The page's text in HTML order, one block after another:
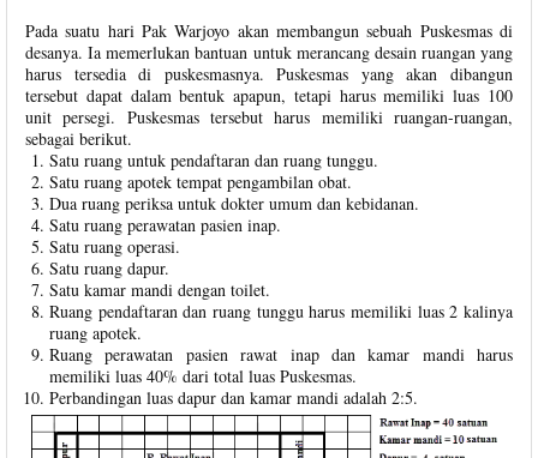
Pada suatu hari Pak Warjoyo akan membangun sebuah Puskesmas di
desanya. Ia memerlukan bantuan untuk merancang desain ruangan yang
harus tersedia di puskesmasnya. Puskesmas yang akan dibangun
tersebut dapat dalam bentuk apapun, tetapi harus memiliki luas 100
unit persegi. Puskesmas tersebut harus memiliki ruangan-ruangan,
sebagai berikut.
Satu ruang untuk pendaftaran dan ruang tunggu.
Satu ruang apotek tempat pengambilan obat.
Dua ruang periksa untuk dokter umum dan kebidanan.
Satu ruang perawatan pasien inap.
Satu ruang operasi.
Satu ruang dapur.
Satu kamar mandi dengan toilet.
Ruang pendaftaran dan ruang tunggu harus memiliki luas 2 kalinya
ruang apotek.
Ruang perawatan pasien rawat inap dan kamar mandi harus
memiliki luas 40% dari total luas Puskesmas.
Perbandingan luas dapur dan kamar mandi adalah 2:5.